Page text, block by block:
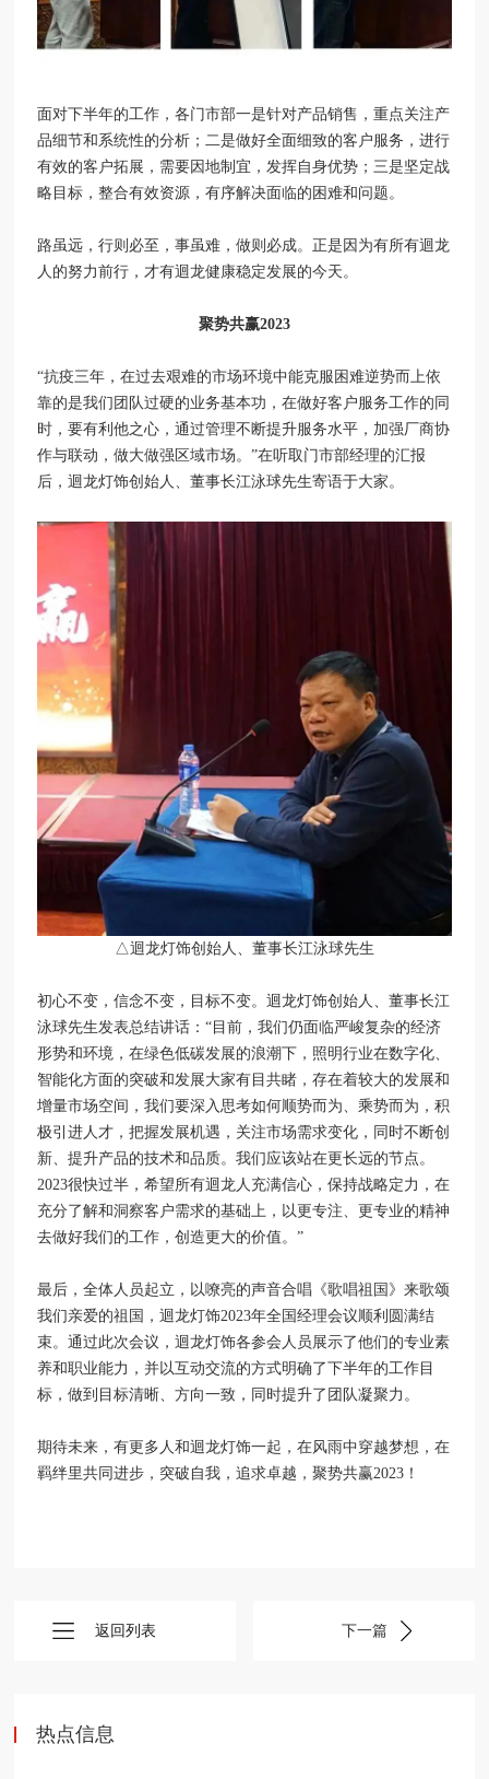
面对下半年的工作，各门市部一是针对产品销售，重点关注产
品细节和系统性的分析；二是做好全面细致的客户服务，进行
有效的客户拓展，需要因地制宜，发挥自身优势；三是坚定战
略目标，整合有效资源，有序解决面临的困难和问题。
路虽远，行则必至，事虽难，做则必成。正是因为有所有迴龙
人的努力前行，才有迴龙健康稳定发展的今天。
聚势共赢2023
“抗疫三年，在过去艰难的市场环境中能克服困难逆势而上依
靠的是我们团队过硬的业务基本功，在做好客户服务工作的同
时，要有利他之心，通过管理不断提升服务水平，加强厂商协
作与联动，做大做强区域市场。”在听取门市部经理的汇报
后，迴龙灯饰创始人、董事长江泳球先生寄语于大家。
△迴龙灯饰创始人、董事长江泳球先生
初心不变，信念不变，目标不变。迴龙灯饰创始人、董事长江
泳球先生发表总结讲话：“目前，我们仍面临严峻复杂的经济
形势和环境，在绿色低碳发展的浪潮下，照明行业在数字化、
智能化方面的突破和发展大家有目共睹，存在着较大的发展和
增量市场空间，我们要深入思考如何顺势而为、乘势而为，积
极引进人才，把握发展机遇，关注市场需求变化，同时不断创
新、提升产品的技术和品质。我们应该站在更长远的节点。
2023很快过半，希望所有迴龙人充满信心，保持战略定力，在
充分了解和洞察客户需求的基础上，以更专注、更专业的精神
去做好我们的工作，创造更大的价值。”
最后，全体人员起立，以嘹亮的声音合唱《歌唱祖国》来歌颂
我们亲爱的祖国，迴龙灯饰2023年全国经理会议顺利圆满结
束。通过此次会议，迴龙灯饰各参会人员展示了他们的专业素
养和职业能力，并以互动交流的方式明确了下半年的工作目
标，做到目标清晰、方向一致，同时提升了团队凝聚力。
期待未来，有更多人和迴龙灯饰一起，在风雨中穿越梦想，在
羁绊里共同进步，突破自我，追求卓越，聚势共赢2023！
返回列表 下一篇
热点信息